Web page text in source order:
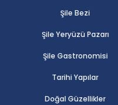
Şile Bezi
Şile Yeryüzü Pazarı
Şile Gastronomisi
Tarihi Yapılar
Doğal Güzellikler